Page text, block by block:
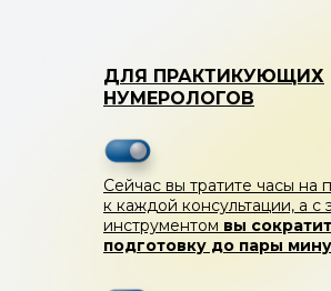
Сейчас вы тратите часы на
к каждой консультации, а с
инструментом вы
подготовку до пары
ДЛЯ ПРАКТИКУЮЩИХ
НУМЕРОЛОГОВ